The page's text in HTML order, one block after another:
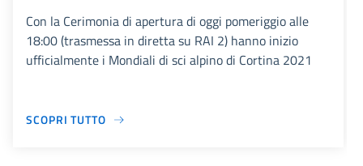
Con la Cerimonia di apertura di oggi pomeriggio alle
18:00 (trasmessa in diretta su RAI 2) hanno inizio
ufficialmente i Mondiali di sci alpino di Cortina 2021
SCOPRI TUTTO